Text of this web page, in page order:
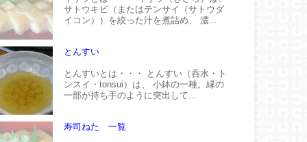
サトウキビ（またはテンサイ（サトウダ
イコン））を絞った汁を煮詰め、 濃...
とんすい
とんすいとは・・・ とんすい（呑水・ト
ンスイ・tonsui）は、 小鉢の一種。縁の
一部が持ち手のように突出して...
寿司ねた 一覧